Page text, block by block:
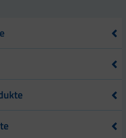
Linolsäure – angegeben in g –
Linolsäure – angegeben in g –
pro 100 g Lebensmittel
an Linolsäure – angegeben in
g – pro 100 g Lebensmittel